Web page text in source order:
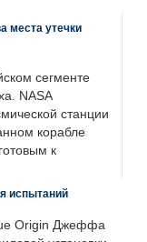
места утечки
сегменте
NASA
станции
корабле
к
испытаний
Origin Джеффа